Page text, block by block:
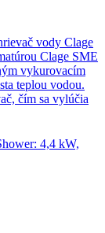
vody Clage
Clage SME
vykurovacím
teplou vodou.
čím sa vylúčia